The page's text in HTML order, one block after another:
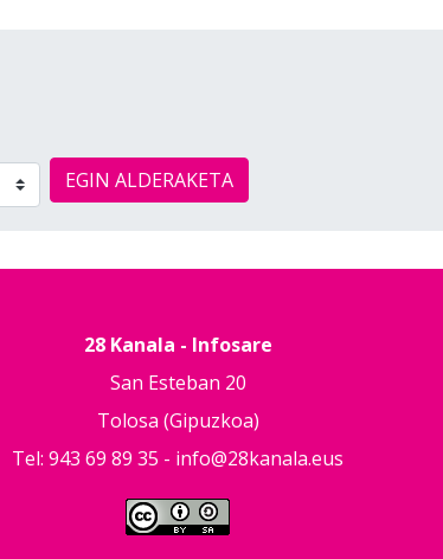
EGIN ALDERAKETA
28 Kanala - Infosare
San Esteban 20
Tolosa (Gipuzkoa)
Tel: 943 69 89 35 - info@28kanala.eus